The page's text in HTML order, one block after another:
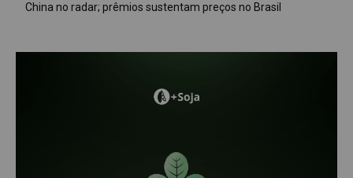
China no radar; prêmios sustentam preços no Brasil